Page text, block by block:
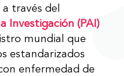
través del
Investigación (PAI)
mundial que
estandarizados
enfermedad de